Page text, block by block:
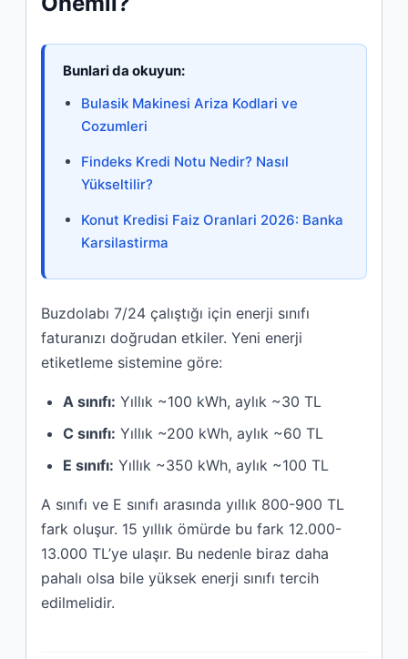
Bunlari da okuyun:
Bulasik Makinesi Ariza Kodlari ve
Cozumleri
Findeks Kredi Notu Nedir? Nasıl
Yükseltilir?
Konut Kredisi Faiz Oranlari 2026: Banka
Karsilastirma
Buzdolabı 7/24 çalıştığı için enerji sınıfı
faturanızı doğrudan etkiler. Yeni enerji
etiketleme sistemine göre:
A sınıfı: Yıllık ~100 kWh, aylık ~30 TL
C sınıfı: Yıllık ~200 kWh, aylık ~60 TL
E sınıfı: Yıllık ~350 kWh, aylık ~100 TL
A sınıfı ve E sınıfı arasında yıllık 800-900 TL
fark oluşur. 15 yıllık ömürde bu fark 12.000-
13.000 TL’ye ulaşır. Bu nedenle biraz daha
pahalı olsa bile yüksek enerji sınıfı tercih
edilmelidir.